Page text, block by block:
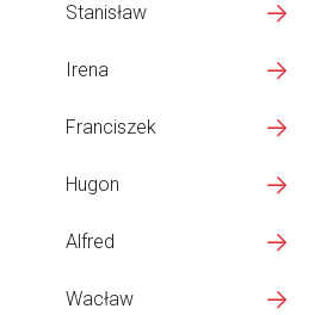
Stanisław
Irena
Franciszek
Hugon
Alfred
Wacław